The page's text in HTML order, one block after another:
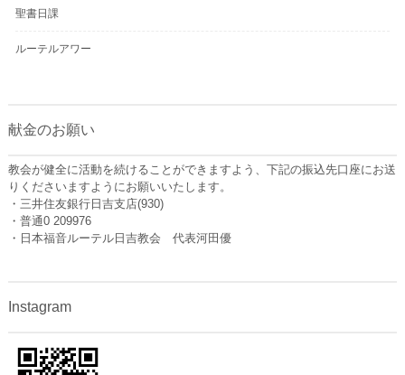
聖書日課
ルーテルアワー
献金のお願い
教会が健全に活動を続けることができますよう、下記の振込先口座にお送
りくださいますようにお願いいたします。
・三井住友銀行日吉支店(930)
・普通0 209976
・日本福音ルーテル日吉教会 代表河田優
Instagram